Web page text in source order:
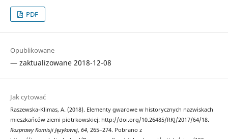
PDF
Opublikowane
— zaktualizowane 2018-12-08
Jak cytować
Raszewska-Klimas, A. (2018). Elementy gwarowe w historycznych nazwiskach
mieszkańców ziemi piotrkowskiej: http://doi.org/10.26485/RKJ/2017/64/18.
Rozprawy Komisji Językowej, 64, 265–274. Pobrano z